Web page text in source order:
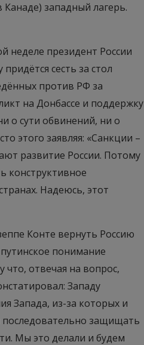
Канаде) западный лагерь.
неделе президент России
сесть за стол
против РФ за
на Донбассе и поддержку
о сути обвинений, ни о
этого заявляя: «Санкции –
развитие России. Потому
конструктивное
Надеюсь, этот
Конте вернуть Россию
понимание
что, отвечая на вопрос,
Западу
Запада, из-за которых и
защищать
Мы это делали и будем